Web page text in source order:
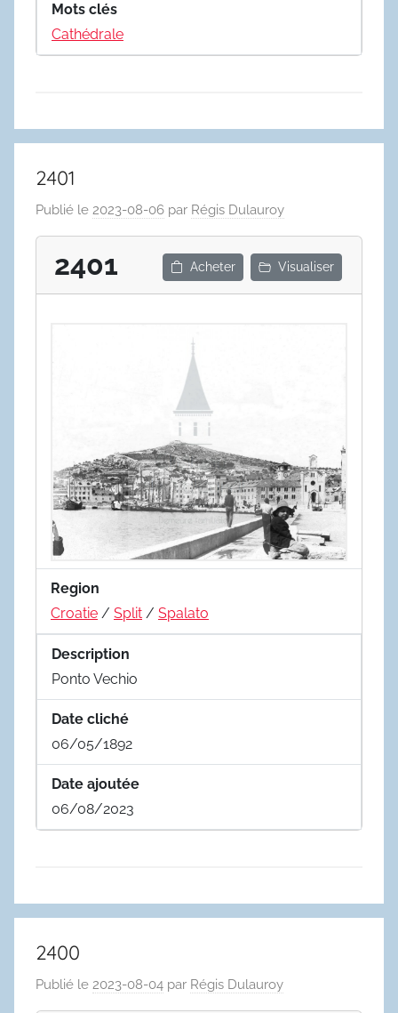
Mots clés
Cathédrale
2401
Publié le 2023-08-06 par Régis Dulauroy
2401 Acheter Visualiser
Region
Croatie / Split / Spalato
Description
Ponto Vechio
Date cliché
06/05/1892
Date ajoutée
06/08/2023
2400
Publié le 2023-08-04 par Régis Dulauroy